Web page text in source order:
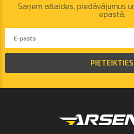
Saņem atlaides, piedāvājumus
epastā.
PIETEIKTIES